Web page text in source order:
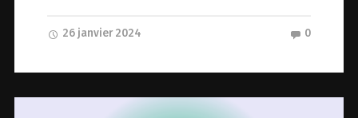
26 janvier 2024 0